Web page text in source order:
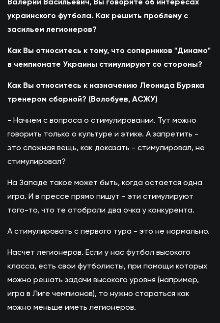
украинского футбола. Как решить проблему с
засильем легионеров?
Как Вы относитесь к тому, что соперников "Динамо"
в чемпионате Украины стимулируют со стороны?
Как Вы относитесь к назначению Леонида Буряка
тренером сборной? (Волобуев, АСЖУ)
- Начнем с вопроса о стимулировании. Тут можно
говорить только о культуре и этике. А запретить -
это сложная вещь, как доказать - стимулировал, не
стимулировал?
На Западе такое может быть, когда остается одна
игра. И в прессе прямо пишут - эти стимулируют
того-то, что те отобрали два очка у конкурента.
А стимулировать с первого тура - это не нормально.
Насчет легионеров. Если у нас футбол высокого
класса, есть свои футболисты, при помощи которых
можно решать задачи высокого уровня (например,
игра в Лиге чемпионов), то нужно стараться как
можно меньше иметь легионеров.